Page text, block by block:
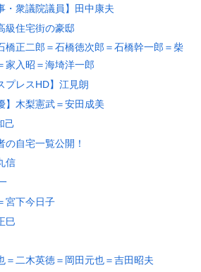
・衆議院議員】田中康夫
級住宅街の豪邸
橋正二郎＝石橋徳次郎＝石橋幹一郎＝柴
家入昭＝海埼洋一郎
プレスHD】江見朗
】木梨憲武＝安田成美
己
の自宅一覧公開！
信
宮下今日子
巳
＝二木英徳＝岡田元也＝吉田昭夫